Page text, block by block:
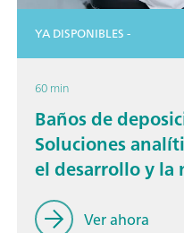
YA DISPONIBLES -
60 min
Baños de
Soluciones
el desarrollo y
Ver ahora